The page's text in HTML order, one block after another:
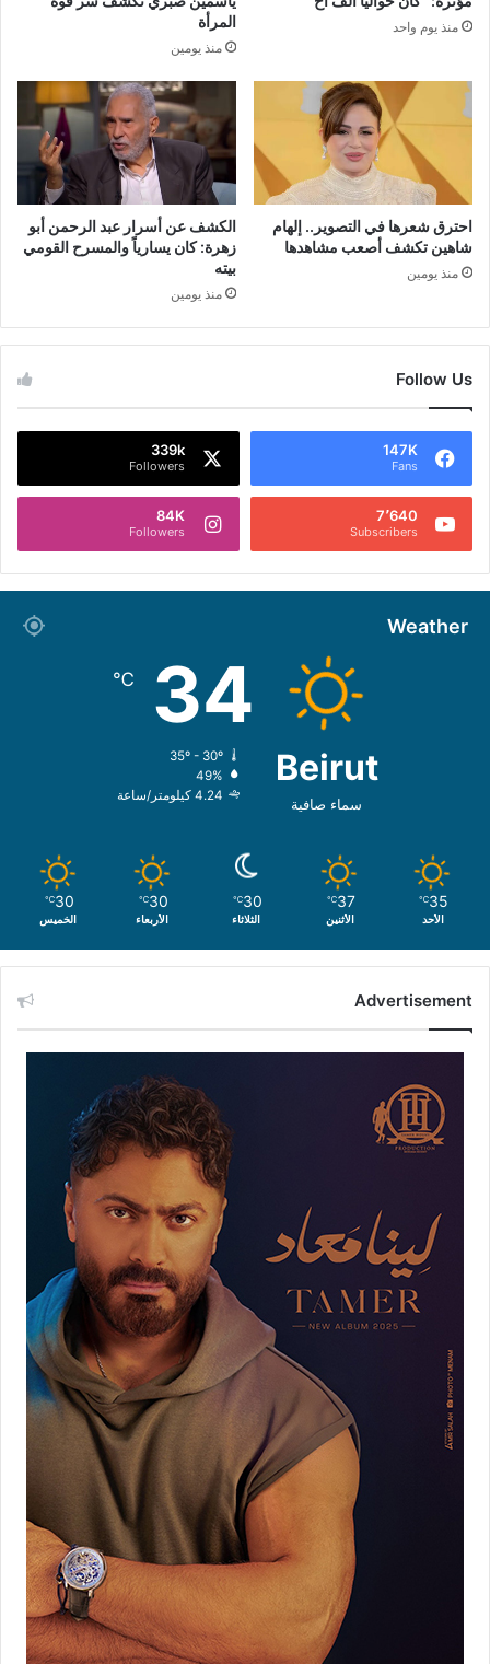
منذ يوم واحد
المرأة
منذ يومين
احترق شعرها في التصوير.. إلهام
شاهين تكشف أصعب مشاهدها
منذ يومين
الكشف عن أسرار عبد الرحمن أبو
زهرة: كان يسارياً والمسرح القومي
بيته
منذ يومين
Follow Us
147K
Fans
339k
Followers
7٬640
Subscribers
84K
Followers
Weather
Beirut
سماء صافية
34
℃
35º - 30º
49%
4.24 كيلومتر/ساعة
35
℃
الأحد
37
℃
الأثنين
30
℃
الثلاثاء
30
℃
الأربعاء
30
℃
الخميس
Advertisement